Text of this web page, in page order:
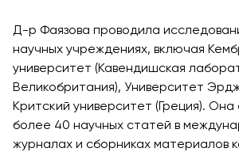
Д-р Фаязова проводила
научных учреждениях, включая
университет (Кавендишская
Великобритания), Университет
Критский университет (Греция). Она
более 40 научных статей в
журналах и сборниках материалов